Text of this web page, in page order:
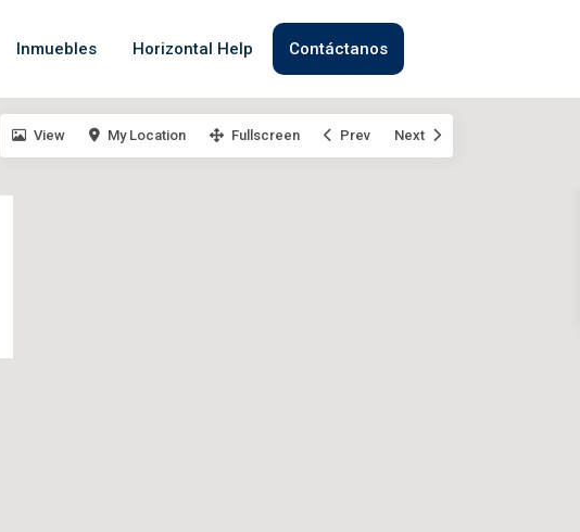
Inmuebles Horizontal Help Contáctanos
View My Location Fullscreen Prev Next